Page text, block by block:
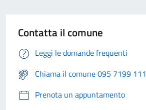
Contatta il comune
Leggi le domande frequenti
Chiama il comune 095 7199 111
Prenota un appuntamento